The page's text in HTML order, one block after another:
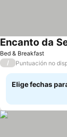
Bed & Breakfast
Encanto da
/ Puntuación no
Elige fechas